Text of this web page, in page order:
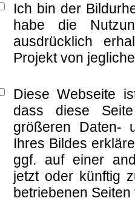
Ich bin der
habe die
ausdrücklich
Projekt von
Diese Webseite
dass diese
größeren Daten-
Ihres Bildes
ggf. auf einer
jetzt oder künftig
betriebenen